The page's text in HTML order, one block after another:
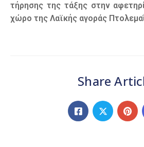
τήρησης της τάξης στην
χώρο της Λαϊκής αγοράς
Share